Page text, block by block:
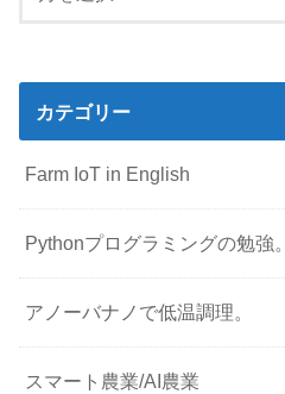
カテゴリー
Farm IoT in English
Pythonプログラミングの勉強。
アノーバナノで低温調理。
スマート農業/AI農業